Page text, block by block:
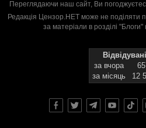
Переглядаючи наш сайт, Ви
Редакція Цензор.НЕТ може не поділяти
за матеріали в розділі "Блоги"
за вчора
за місяць
12